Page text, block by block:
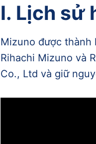
I. Lịch sử
Mizuno được thành
Rihachi Mizuno và
Co., Ltd và giữ